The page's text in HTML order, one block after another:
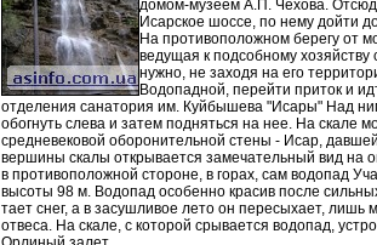
домом-музеем А.П. Чехова.
Исарское шоссе, по нему дойти
На противоположном берегу от
ведущая к подсобному
нужно, не заходя на его
Водопадной, перейти приток и
отделения санатория им. Куйбышева "Исары" Над
обогнуть слева и затем подняться на нее. На скале
средневековой оборонительной стены - Исар,
вершины скалы открывается замечательный вид на
в противоположной стороне, в горах, сам водопад
высоты 98 м. Водопад особенно красив после
тает снег, а в засушливое лето он пересыхает, лишь
отвеса. На скале, с которой срывается водопад,